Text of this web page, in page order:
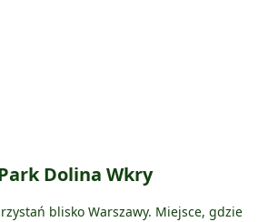
Dolina Wkry
blisko Warszawy. Miejsce, gdzie